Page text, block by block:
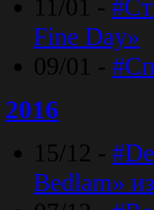
11/01 -
Fine Day»
09/01 -
2016
15/12 -
Bedlam»